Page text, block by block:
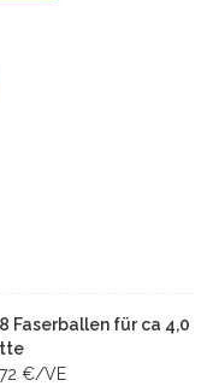
Faserballen für ca 4,0
€/VE